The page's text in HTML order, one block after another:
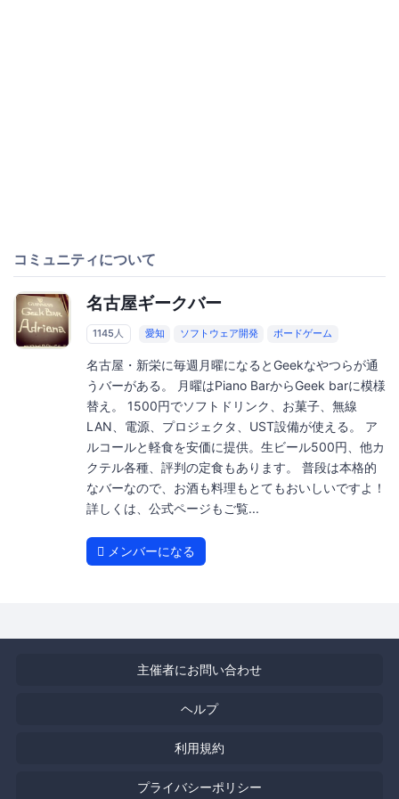
コミュニティについて
名古屋ギークバー
1145人 愛知 ソフトウェア開発 ボードゲーム
名古屋・新栄に毎週月曜になるとGeekなやつらが通
うバーがある。 月曜はPiano BarからGeek barに模様
替え。 1500円でソフトドリンク、お菓子、無線
LAN、電源、プロジェクタ、UST設備が使える。 ア
ルコールと軽食を安価に提供。生ビール500円、他カ
クテル各種、評判の定食もあります。 普段は本格的
なバーなので、お酒も料理もとてもおいしいですよ！
詳しくは、公式ページもご覧...
メンバーになる
主催者にお問い合わせ
ヘルプ
利用規約
プライバシーポリシー